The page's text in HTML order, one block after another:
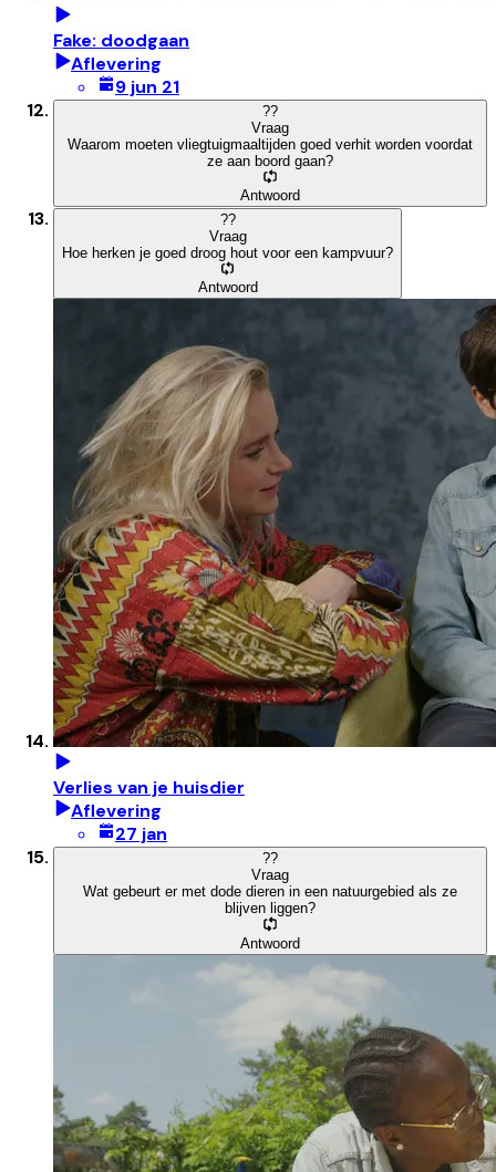
Fake: doodgaan
Aflevering
9 jun 21
??
Vraag
Waarom moeten vliegtuigmaaltijden goed verhit worden voordat
ze aan boord gaan?
Antwoord
??
Vraag
Hoe herken je goed droog hout voor een kampvuur?
Antwoord
Verlies van je huisdier
Aflevering
27 jan
??
Vraag
Wat gebeurt er met dode dieren in een natuurgebied als ze
blijven liggen?
Antwoord